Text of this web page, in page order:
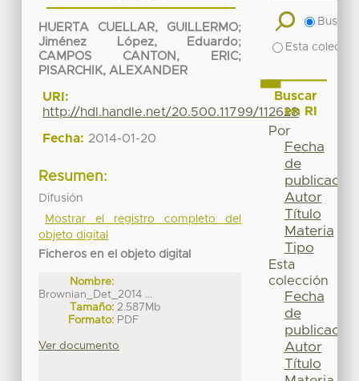
HUERTA CUELLAR, GUILLERMO;
Jiménez López, Eduardo;
CAMPOS CANTON, ERIC;
PISARCHIK, ALEXANDER
URI:
http://hdl.handle.net/20.500.11799/112628
Fecha: 2014-01-20
Resumen:
Difusión
Mostrar el registro completo del
objeto digital
Ficheros en el objeto digital
Nombre:
Brownian_Det_2014 ...
Tamaño: 2.587Mb
Formato: PDF
Ver documento
Buscar
Esta
Buscar
en RI
Por
Fecha
de
publicación
Autor
Título
Materia
Tipo
Esta
colección
Fecha
de
publicación
Autor
Título